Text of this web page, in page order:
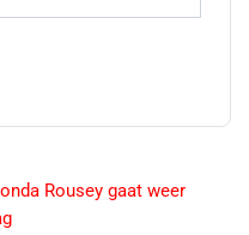
Rousey gaat weer